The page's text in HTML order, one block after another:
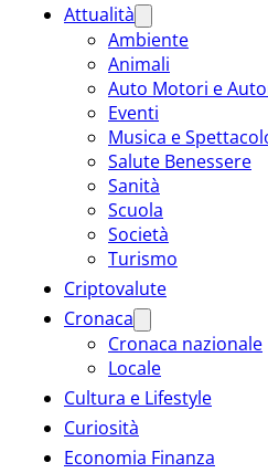
Attualità
Ambiente
Animali
Auto Motori e
Eventi
Musica e
Salute Benessere
Sanità
Scuola
Società
Turismo
Criptovalute
Cronaca
Cronaca nazionale
Locale
Cultura e Lifestyle
Curiosità
Economia Finanza